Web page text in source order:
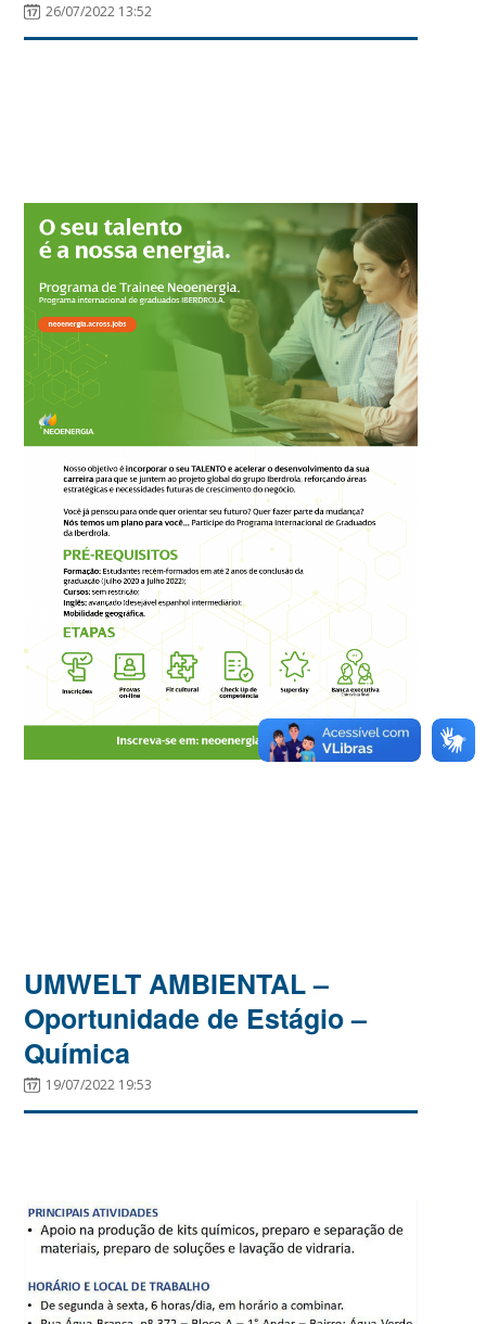
26/07/2022 13:52
UMWELT AMBIENTAL –
Oportunidade de Estágio –
Química
19/07/2022 19:53